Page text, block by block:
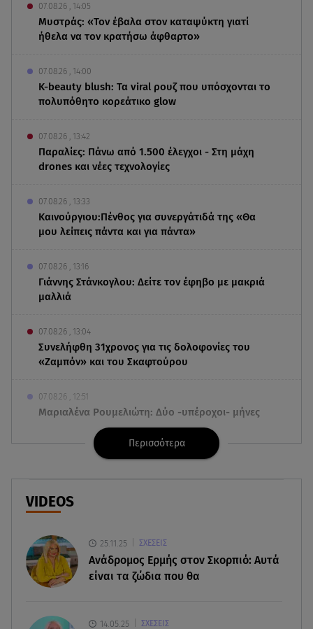
07.08.26 , 14:05
Μυστράς: «Τον έβαλα στον καταψύκτη γιατί
ήθελα να τον κρατήσω άφθαρτο»
07.08.26 , 14:00
K-beauty blush: Τα viral ρουζ που υπόσχονται το
πολυπόθητο κορεάτικο glow
07.08.26 , 13:42
Παραλίες: Πάνω από 1.500 έλεγχοι - Στη μάχη
drones και νέες τεχνολογίες
07.08.26 , 13:33
Καινούργιου:Πένθος για συνεργάτιδά της «Θα
μου λείπεις πάντα και για πάντα»
07.08.26 , 13:16
Γιάννης Στάνκογλου: Δείτε τον έφηβο με μακριά
μαλλιά
07.08.26 , 13:04
Συνελήφθη 31χρονος για τις δολοφονίες του
«Ζαμπόν» και του Σκαφτούρου
07.08.26 , 12:51
Μαριαλένα Ρουμελιώτη: Δύο -υπέροχοι- μήνες
Τουρισμός για όλους: Συνεχίζονται οι αιτήσεις –
Marfin: Προθεσμία για να απολογηθεί πήρε η
46χρονη
αποκαλύπτουν οι διακοπές για τη σχέση σου
Περισσότερα
VIDEOS
25.11.25 ΣΧΕΣΕΙΣ
Ανάδρομος Ερμής στον Σκορπιό: Αυτά
είναι τα ζώδια που θα
14.05.25 ΣΧΕΣΕΙΣ